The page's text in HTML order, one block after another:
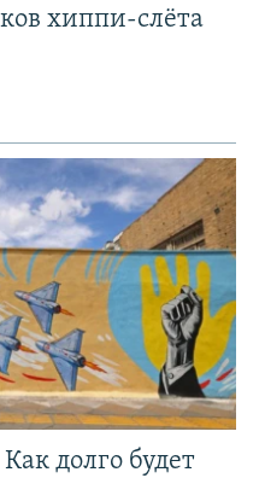
хиппи-слёта
долго будет